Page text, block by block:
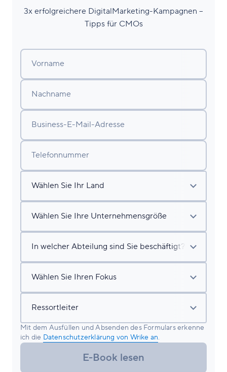
3x erfolgreichere DigitalMarketing-Kampagnen –
Tipps für CMOs
Vorname
Nachname
Business-E-Mail-Adresse
Telefonnummer
Mit dem Ausfüllen und Absenden des Formulars erkenne
ich die Datenschutzerklärung von Wrike an.
E-Book lesen